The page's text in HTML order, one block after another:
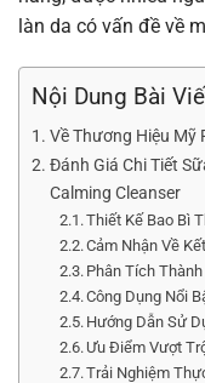
làn da có vấn đề về
Nội Dung Bài
Về Thương Hiệu Mỹ
Đánh Giá Chi Tiết
Calming Cleanser
Thiết Kế Bao Bì
Cảm Nhận Về
Phân Tích
Công Dụng Nổi
Hướng Dẫn Sử
Ưu Điểm Vượt
Trải Nghiệm